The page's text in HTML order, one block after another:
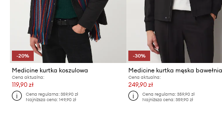
-20%
Medicine kurtka koszulowa
Cena aktualna:
119,90 zł
Cena regularna:359,90 zł
Najniższa cena:149,90 zł
-30%
Medicine kurtka męska
Cena aktualna:
249,90 zł
Cena regularna: 359,90 zł
Najniższa cena: 359,90 zł